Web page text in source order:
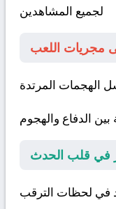
لجميع المشاهدين
الهجمات المرتدة
بين الدفاع والهجوم
في لحظات الترقب